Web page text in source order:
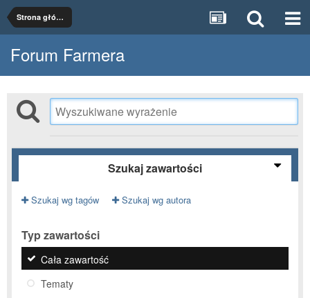
Strona główna
Forum Farmera
Szukaj zawartości
Szukaj wg tagów Szukaj wg autora
Typ zawartości
Cała zawartość
Tematy